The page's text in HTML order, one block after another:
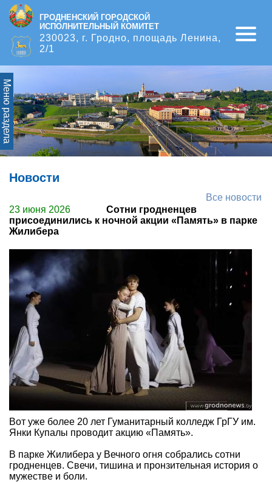
ГРОДНЕНСКИЙ ГОРОДСКОЙ
ИСПОЛНИТЕЛЬНЫЙ КОМИТЕТ
230023, г. Гродно, площадь Ленина,
2/1
Open
Меню раздела
Новости
Все новости
23 июня 2026
Сотни гродненцев
присоединились к ночной акции «Память» в парке
Жилибера
Вот уже более 20 лет Гуманитарный колледж ГрГУ им.
Янки Купалы проводит акцию «Память».
В парке Жилибера у Вечного огня собрались сотни
гродненцев. Свечи, тишина и пронзительная история о
мужестве и боли.